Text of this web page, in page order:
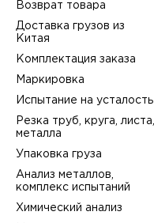
Возврат товара
Доставка грузов из
Китая
Комплектация заказа
Маркировка
Испытание на усталость
Резка труб, круга, листа,
металла
Упаковка груза
Анализ металлов,
комплекс испытаний
Химический анализ